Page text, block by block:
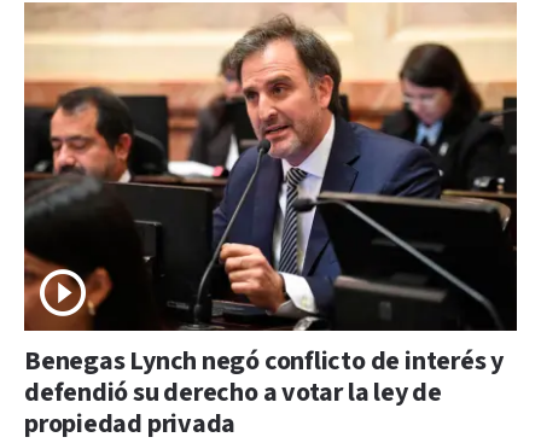
Benegas Lynch negó conflicto de interés y
defendió su derecho a votar la ley de
propiedad privada